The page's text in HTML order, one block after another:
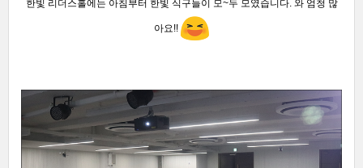
한빛 리더스홀에는 아침부터 한빛 식구들이 모~두 모였습니다. 와 엄청 많
아요!!